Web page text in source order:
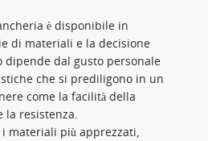
è disponibile in
di materiali e la decisione
dipende dal gusto personale
che si prediligono in un
come la facilità della
la resistenza.
i materiali più apprezzati,